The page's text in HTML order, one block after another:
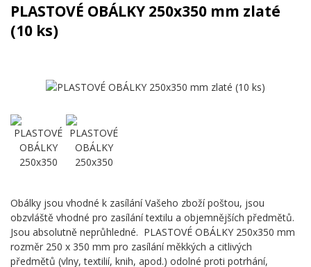
PLASTOVÉ OBÁLKY 250x350 mm zlaté
(10 ks)
Obálky jsou vhodné k zasílání Vašeho zboží poštou, jsou
obzvláště vhodné pro zasílání textilu a objemnějších předmětů.
Jsou absolutně neprůhledné. PLASTOVÉ OBÁLKY 250x350 mm
rozměr 250 x 350 mm pro zasílání měkkých a citlivých
předmětů (vlny, textilií, knih, apod.) odolné proti potrhání,